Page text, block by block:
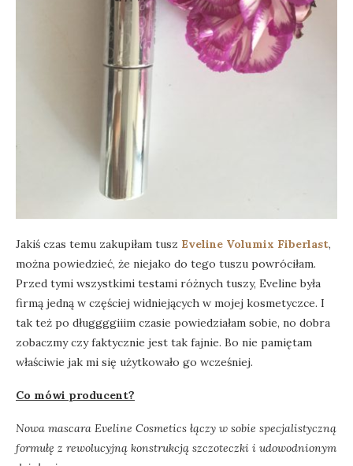
Jakiś czas temu zakupiłam tusz Eveline Volumix Fiberlast,
można powiedzieć, że niejako do tego tuszu powróciłam.
Przed tymi wszystkimi testami różnych tuszy, Eveline była
firmą jedną w częściej widniejących w mojej kosmetyczce. I
tak też po długgggiiim czasie powiedziałam sobie, no dobra
zobaczmy czy faktycznie jest tak fajnie. Bo nie pamiętam
właściwie jak mi się użytkowało go wcześniej.
Co mówi producent?
Nowa mascara Eveline Cosmetics łączy w sobie specjalistyczną
formułę z rewolucyjną konstrukcją szczoteczki i udowodnionym